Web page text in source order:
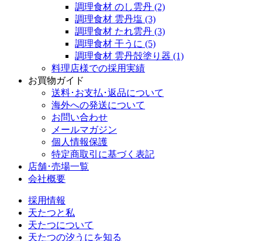
調理食材 のし雲丹 (2)
調理食材 雲丹塩 (3)
調理食材 たれ雲丹 (3)
調理食材 干うに (5)
調理食材 雲丹殻塗り器 (1)
料理店様での採用実績
お買物ガイド
送料･お支払･返品について
海外への発送について
お問い合わせ
メールマガジン
個人情報保護
特定商取引に基づく表記
店舗･売場一覧
会社概要
採用情報
天たつと私
天たつについて
天たつの汐うにを知る